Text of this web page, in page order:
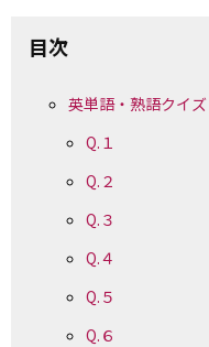
目次
英単語・熟語クイズ
Q.１
Q.２
Q.３
Q.４
Q.５
Q.６